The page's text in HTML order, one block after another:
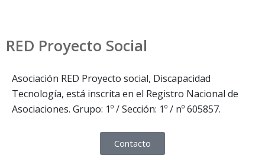
RED Proyecto Social
Asociación RED Proyecto social, Discapacidad
Tecnología, está inscrita en el Registro Nacional de
Asociaciones. Grupo: 1º / Sección: 1º / nº 605857.
Contacto